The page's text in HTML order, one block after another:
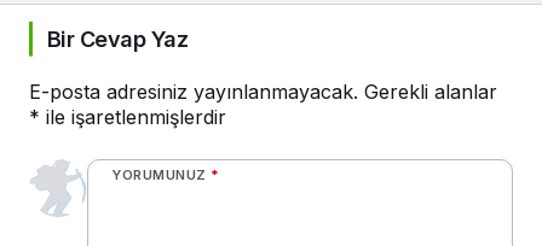
Bir Cevap Yaz
E-posta adresiniz yayınlanmayacak. Gerekli alanlar
* ile işaretlenmişlerdir
YORUMUNUZ *